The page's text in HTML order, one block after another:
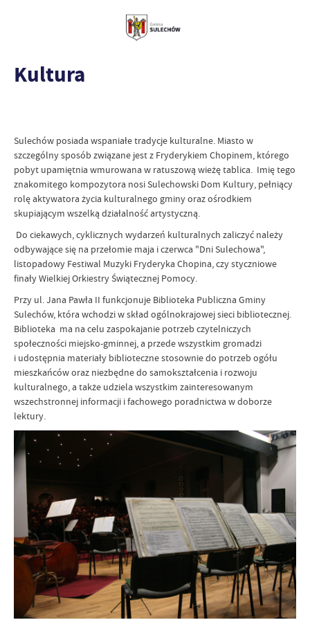
Kultura
Sulechów posiada wspaniałe tradycje kulturalne. Miasto w
szczególny sposób związane jest z Fryderykiem Chopinem, którego
pobyt upamiętnia wmurowana w ratuszową wieżę tablica. Imię tego
znakomitego kompozytora nosi Sulechowski Dom Kultury, pełniący
rolę aktywatora życia kulturalnego gminy oraz ośrodkiem
skupiającym wszelką działalność artystyczną.
Do ciekawych, cyklicznych wydarzeń kulturalnych zaliczyć należy
odbywające się na przełomie maja i czerwca "Dni Sulechowa",
listopadowy Festiwal Muzyki Fryderyka Chopina, czy styczniowe
finały Wielkiej Orkiestry Świątecznej Pomocy.
Przy ul. Jana Pawła II funkcjonuje Biblioteka Publiczna Gminy
Sulechów, która wchodzi w skład ogólnokrajowej sieci bibliotecznej.
Biblioteka ma na celu zaspokajanie potrzeb czytelniczych
społeczności miejsko-gminnej, a przede wszystkim gromadzi
i udostępnia materiały biblioteczne stosownie do potrzeb ogółu
mieszkańców oraz niezbędne do samokształcenia i rozwoju
kulturalnego, a także udziela wszystkim zainteresowanym
wszechstronnej informacji i fachowego poradnictwa w doborze
lektury.